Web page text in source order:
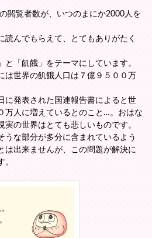
閲覧者数が、いつのまにか2000人を
読んでもらえて、とてもありがたく
と「飢餓」をテーマにしています。
は世界の飢餓人口は７億９５００万
に発表された国連報告書によると世
万人に増えているとのこと…。おはな
実の世界はとても悲しいものです。
うな部分が多分に含まれているよう
は出来ませんが、この問題が解決に
。